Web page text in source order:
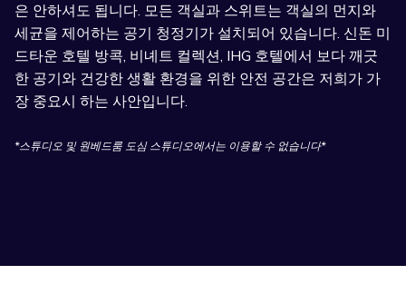
은 안하셔도 됩니다. 모든 객실과 스위트는 객실의 먼지와
세균을 제어하는 공기 청정기가 설치되어 있습니다. 신돈 미
드타운 호텔 방콕, 비녜트 컬렉션, IHG 호텔에서 보다 깨긋
한 공기와 건강한 생활 환경을 위한 안전 공간은 저희가 가
장 중요시 하는 사안입니다.
*스튜디오 및 원베드룸 도심 스튜디오에서는 이용할 수 없습니다*